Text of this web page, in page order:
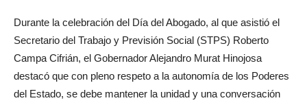
Durante la celebración del Día del Abogado, al que asistió el
Secretario del Trabajo y Previsión Social (STPS) Roberto
Campa Cifrián, el Gobernador Alejandro Murat Hinojosa
destacó que con pleno respeto a la autonomía de los Poderes
del Estado, se debe mantener la unidad y una conversación